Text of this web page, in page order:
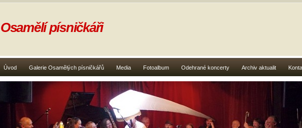
Úvod Galerie Osamělých písničkářů Media Fotoalbum Odehrané koncerty Archiv aktualit
Osamělí písničkáři